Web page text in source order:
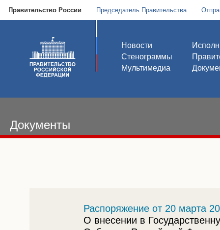
Правительство России Председатель Правительства
Новости
Стенограммы
Мультимедиа
Документы
Распоряжение от 20 марта
О внесении в